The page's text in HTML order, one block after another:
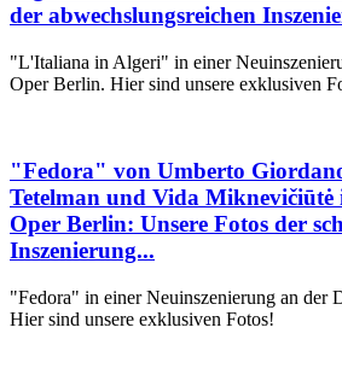
der abwechslungsreichen
"L'Italiana in Algeri" in einer
Oper Berlin. Hier sind unsere exklusiven
"Fedora" von Umberto
Tetelman und Vida Miknevičiūtė
Oper Berlin: Unsere Fotos der
Inszenierung...
"Fedora" in einer Neuinszenierung an der
Hier sind unsere exklusiven Fotos!